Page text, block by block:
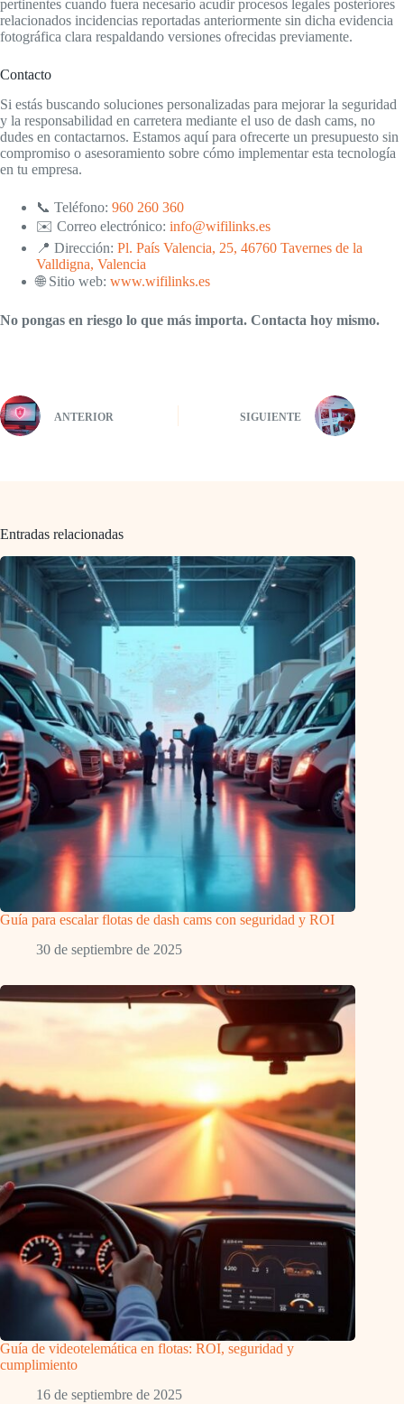
pertinentes cuando fuera necesario acudir procesos legales posteriores
relacionados incidencias reportadas anteriormente sin dicha evidencia
fotográfica clara respaldando versiones ofrecidas previamente.
Contacto
Si estás buscando soluciones personalizadas para mejorar la seguridad
y la responsabilidad en carretera mediante el uso de dash cams, no
dudes en contactarnos. Estamos aquí para ofrecerte un presupuesto sin
compromiso o asesoramiento sobre cómo implementar esta tecnología
en tu empresa.
📞 Teléfono: 960 260 360
✉️ Correo electrónico: info@wifilinks.es
📍 Dirección: Pl. País Valencia, 25, 46760 Tavernes de la
Valldigna, Valencia
🌐 Sitio web: www.wifilinks.es
No pongas en riesgo lo que más importa. Contacta hoy mismo.
ANTERIOR SIGUIENTE
Entradas relacionadas
Guía para escalar flotas de dash cams con seguridad y ROI
30 de septiembre de 2025
Guía de videotelemática en flotas: ROI, seguridad y
cumplimiento
16 de septiembre de 2025